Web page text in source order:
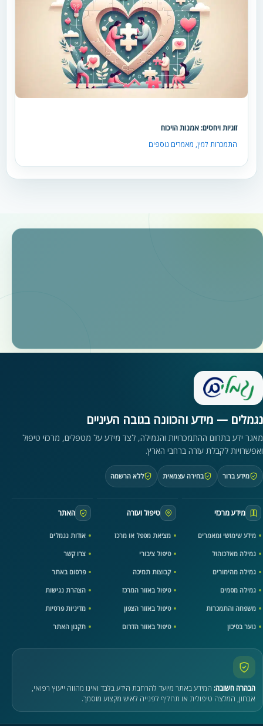
זוגיות ויחסים: אמנות הויכוח
התמכרות למין, מאמרים נוספים
נגמלים — מידע והכוונה בגובה העיניים
מאגר ידע בתחום ההתמכרויות והגמילה, לצד מידע על מטפלים, מרכזי טיפול
ואפשרויות לקבלת עזרה ברחבי הארץ.
מידע ברור בחירה עצמאית ללא הרשמה
מידע מרכזי
מידע שימושי ומאמרים
גמילה מאלכוהול
גמילה מהימורים
גמילה מסמים
משפחה והתמכרות
נוער בסיכון
טיפול ועזרה
מציאת מטפל או מרכז
טיפול ציבורי
קבוצות תמיכה
טיפול באזור המרכז
טיפול באזור הצפון
טיפול באזור הדרום
האתר
אודות נגמלים
צרו קשר
פרסום באתר
הצהרת נגישות
מדיניות פרטיות
תקנון האתר
הבהרה חשובה: המידע באתר מיועד להרחבת הידע בלבד ואינו מהווה ייעוץ רפואי,
אבחון, המלצה טיפולית או תחליף לפנייה לאיש מקצוע מוסמך.